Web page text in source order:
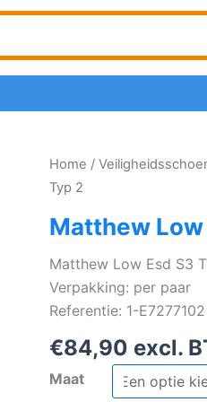
Home /
Typ 2
Matthew Low
Matthew Low Esd S3
Verpakking: per paar
Referentie: 1-E7277102
€84,90 excl.
Maat